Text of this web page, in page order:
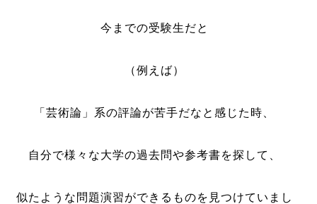
今までの受験生だと
（例えば）
「芸術論」系の評論が苦手だなと感じた時、
自分で様々な大学の過去問や参考書を探して、
似たような問題演習ができるものを見つけていまし